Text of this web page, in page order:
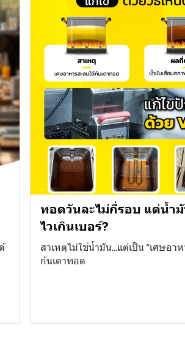
ทอดวันละไม่กี่รอบ แต่น้ำมั
ไวเกินเบอร์?
สาเหตุไม่ใช่น้ำมัน...แต่เป็น “เศษอา
ก้นเตาทอด